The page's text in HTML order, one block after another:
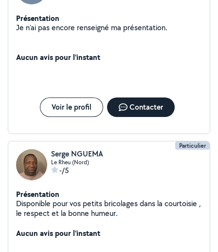
Présentation
Je n'ai pas encore renseigné ma présentation.
Aucun avis pour l'instant
Voir le profil Contacter
Particulier
Serge NGUEMA
Le Rheu (Nord)
-/5
Présentation
Disponible pour vos petits bricolages dans la courtoisie ,
le respect et la bonne humeur.
Aucun avis pour l'instant